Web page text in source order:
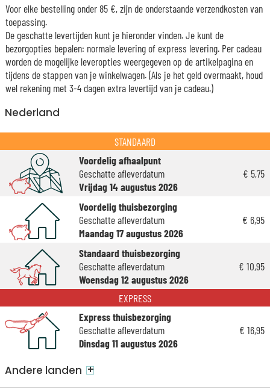
Voor elke bestelling onder 85 €, zijn de onderstaande verzendkosten van
toepassing.
De geschatte levertijden kunt je hieronder vinden. Je kunt de
bezorgopties bepalen: normale levering of express levering. Per cadeau
worden de mogelijke leveropties weergegeven op de artikelpagina en
tijdens de stappen van je winkelwagen. (Als je het geld overmaakt, houd
wel rekening met 3-4 dagen extra levertijd van je cadeau.)
Nederland
STANDAARD
Voordelig afhaalpunt
Geschatte afleverdatum
Vrijdag 14 augustus 2026
€ 5,75
Voordelig thuisbezorging
Geschatte afleverdatum
Maandag 17 augustus 2026
€ 6,95
Standaard thuisbezorging
Geschatte afleverdatum
Woensdag 12 augustus 2026
€ 10,95
EXPRESS
Express thuisbezorging
Geschatte afleverdatum
Dinsdag 11 augustus 2026
€ 16,95
Andere landen +